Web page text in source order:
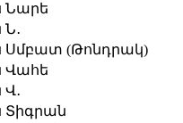
Նարե
Սմբատ (Թոնդրակ)
Վահե
Տիգրան